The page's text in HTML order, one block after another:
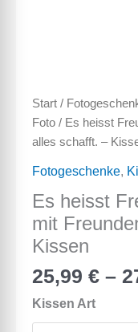
Start /
Foto / Es heisst
alles schafft. –
Fotogeschenke
Es heisst
mit
Kissen
25,99 € –
Kissen Art